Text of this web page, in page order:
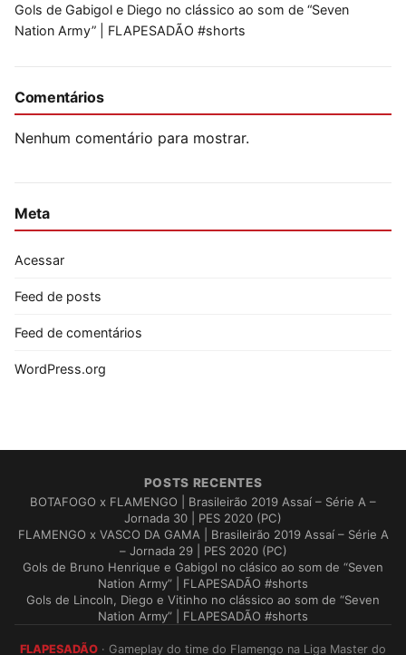
Gols de Gabigol e Diego no clássico ao som de “Seven
Nation Army” | FLAPESADÃO #shorts
Comentários
Nenhum comentário para mostrar.
Meta
Acessar
Feed de posts
Feed de comentários
WordPress.org
POSTS RECENTES
BOTAFOGO x FLAMENGO | Brasileirão 2019 Assaí – Série A –
Jornada 30 | PES 2020 (PC)
FLAMENGO x VASCO DA GAMA | Brasileirão 2019 Assaí – Série A
– Jornada 29 | PES 2020 (PC)
Gols de Bruno Henrique e Gabigol no clásico ao som de “Seven
Nation Army” | FLAPESADÃO #shorts
Gols de Lincoln, Diego e Vitinho no clássico ao som de “Seven
Nation Army” | FLAPESADÃO #shorts
FLAPESADÃO · Gameplay do time do Flamengo na Liga Master do